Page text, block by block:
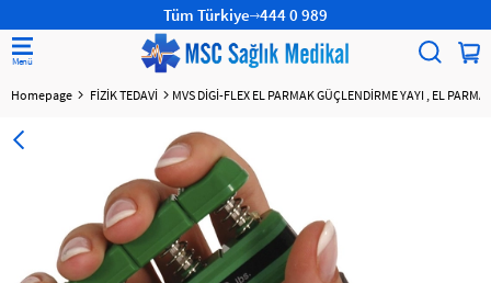
Tüm Türkiye 444 0 989
Homepage FİZİK TEDAVİ